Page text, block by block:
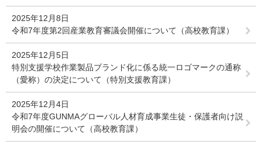
2025年12月8日
令和7年度第2回産業教育審議会開催について（高校教育課）
2025年12月5日
特別支援学校作業製品ブランド化に係る統一ロゴマークの通称
（愛称）の決定について（特別支援教育課）
2025年12月4日
令和7年度GUNMAグローバル人材育成事業生徒・保護者向け説
明会の開催について（高校教育課）